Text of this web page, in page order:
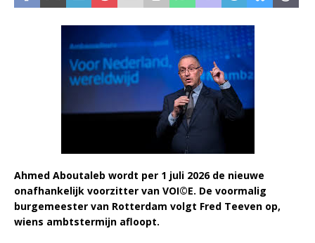
Ahmed Aboutaleb wordt per 1 juli 2026 de nieuwe
onafhankelijk voorzitter van VOI©E. De voormalig
burgemeester van Rotterdam volgt Fred Teeven op,
wiens ambtstermijn afloopt.